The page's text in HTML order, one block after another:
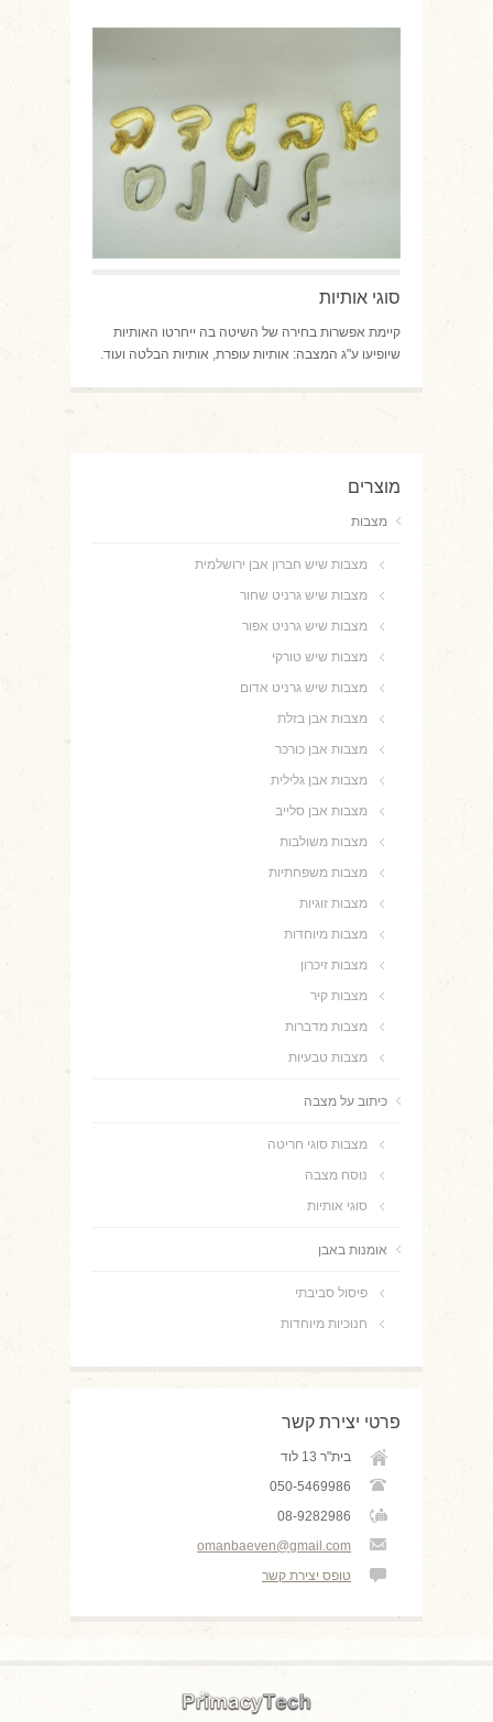
סוגי אותיות
קיימת אפשרות בחירה של השיטה בה ייחרטו האותיות
שיופיעו ע"ג המצבה: אותיות עופרת, אותיות הבלטה ועוד.
מוצרים
מצבות
מצבות שיש חברון אבן ירושלמית
מצבות שיש גרניט שחור
מצבות שיש גרניט אפור
מצבות שיש טורקי
מצבות שיש גרניט אדום
מצבות אבן בזלת
מצבות אבן כורכר
מצבות אבן גלילית
מצבות אבן סלייב
מצבות משולבות
מצבות משפחתיות
מצבות זוגיות
מצבות מיוחדות
מצבות זיכרון
מצבות קיר
מצבות מדברות
מצבות טבעיות
כיתוב על מצבה
מצבות סוגי חריטה
נוסח מצבה
סוגי אותיות
אומנות באבן
פיסול סביבתי
חנוכיות מיוחדות
פרטי יצירת קשר
בית"ר 13 לוד
050-5469986
08-9282986
omanbaeven@gmail.com
טופס יצירת קשר